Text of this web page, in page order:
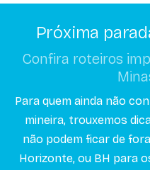
Próxima
Confira roteiros
Para quem ainda não
mineira, trouxemos
não podem ficar de
Horizonte, ou BH para